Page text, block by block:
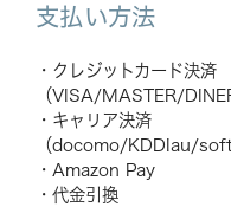
支払い方法
・クレジットカード決済
（VISA/MASTER/
・キャリア決済
（docomo/KDDIau/
・Amazon Pay
・代金引換